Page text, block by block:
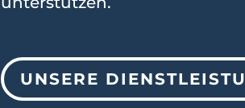
UNSERE